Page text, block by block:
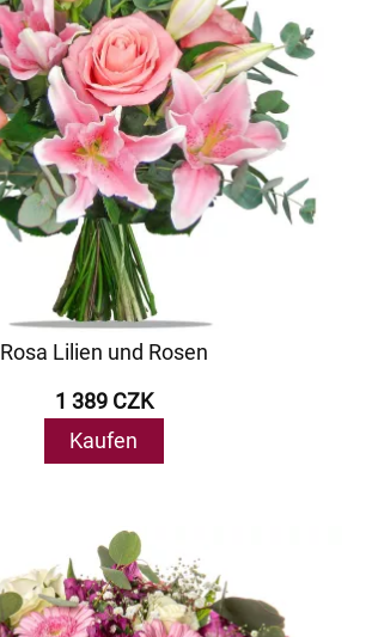
Rosa Lilien und Rosen
1 389 CZK
Kaufen